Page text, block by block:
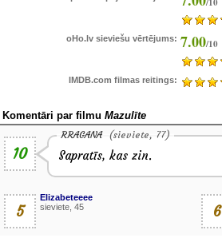
oHo.lv sieviešu vērtējums: 7.00/10
IMDB.com filmas reitings:
Komentāri par filmu Mazulīte
10
RRAGANA (sieviete, 77)
Sapratīs, kas zin.
5
Elizabeteeee
sieviete, 45
6